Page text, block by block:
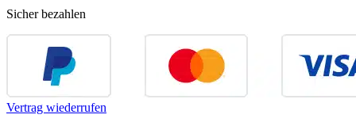
Sicher bezahlen
Vertrag wiederrufen